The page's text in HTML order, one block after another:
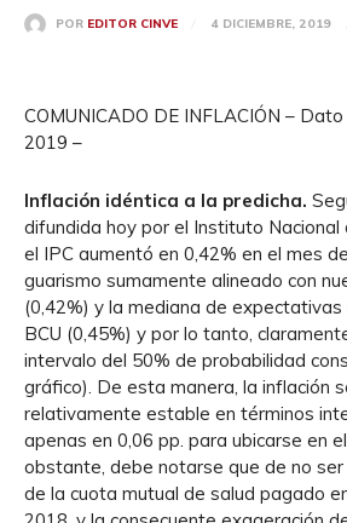
POR EDITOR CINVE 4 DICIEMBRE, 2019
COMUNICADO DE INFLACIÓN –
2019 –
Inflación idéntica a la predicha.
difundida hoy por el Instituto Nacional
el IPC aumentó en 0,42% en el mes
guarismo sumamente alineado con
(0,42%) y la mediana de
BCU (0,45%) y por lo tanto,
intervalo del 50% de probabilidad
gráfico). De esta manera, la inflación
relativamente estable en términos
apenas en 0,06 pp. para ubicarse en
obstante, debe notarse que de no
de la cuota mutual de salud pagado